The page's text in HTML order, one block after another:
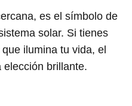
es el símbolo de
solar. Si tienes
ilumina tu vida, el
brillante.